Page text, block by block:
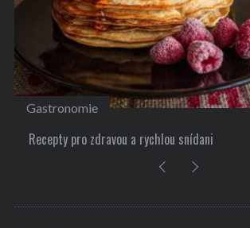
Gastronomie
Recepty pro zdravou a rychlou snídani